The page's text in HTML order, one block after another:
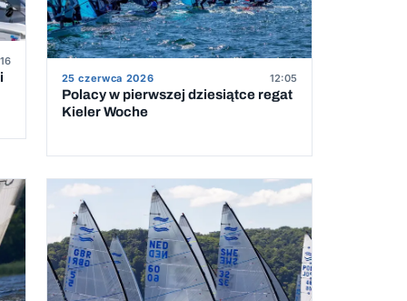
25 czerwca 2026 12:05
Polacy w pierwszej dziesiątce regat
Kieler Woche